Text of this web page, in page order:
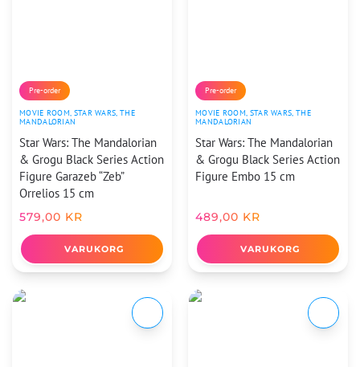
Pre-order
MOVIE ROOM, STAR WARS, THE
MANDALORIAN
Star Wars: The Mandalorian
& Grogu Black Series Action
Figure Garazeb “Zeb”
Orrelios 15 cm
579,00 KR
VARUKORG
Pre-order
MOVIE ROOM, STAR WARS, THE
MANDALORIAN
Star Wars: The Mandalorian
& Grogu Black Series Action
Figure Embo 15 cm
489,00 KR
VARUKORG